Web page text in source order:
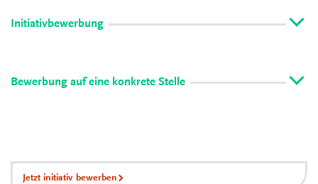
Initiativbewerbung
Bewerbung auf eine konkrete Stelle
Jetzt initiativ bewerben